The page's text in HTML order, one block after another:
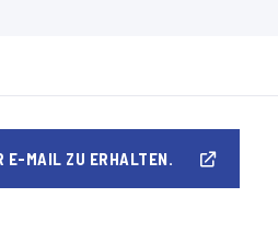
E-MAIL ZU ERHALTEN.